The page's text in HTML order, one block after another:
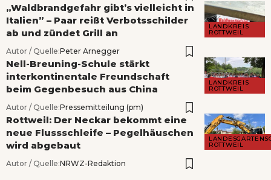
LANDKREIS
ROTTWEIL
„Waldbrandgefahr gibt’s vielleicht in
Italien” – Paar reißt Verbotsschilder
ab und zündet Grill an
Autor / Quelle:Peter Arnegger
LANDKREIS
ROTTWEIL
Nell-Breuning-Schule stärkt
interkontinentale Freundschaft
beim Gegenbesuch aus China
Autor / Quelle:Pressemitteilung (pm)
ROTTWEIL
Rottweil: Der Neckar bekommt eine
neue Flussschleife – Pegelhäuschen
wird abgebaut
Autor / Quelle:NRWZ-Redaktion